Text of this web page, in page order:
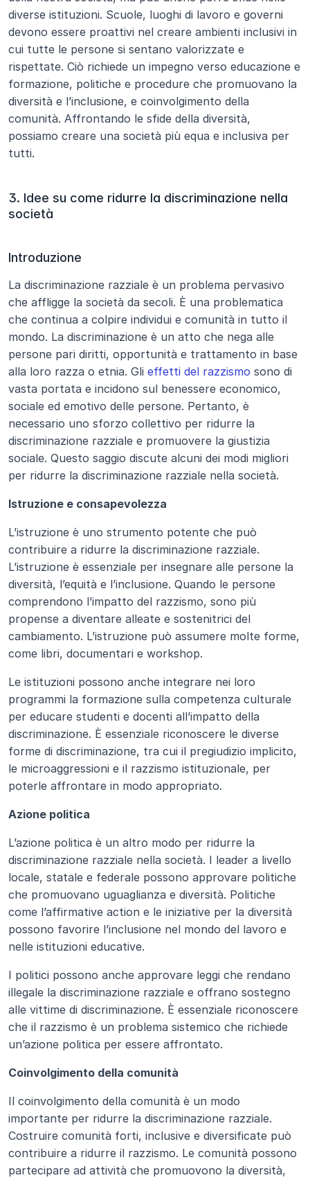
diverse istituzioni. Scuole, luoghi di lavoro e governi
devono essere proattivi nel creare ambienti inclusivi in
cui tutte le persone si sentano valorizzate e
rispettate. Ciò richiede un impegno verso educazione e
formazione, politiche e procedure che promuovano la
diversità e l’inclusione, e coinvolgimento della
comunità. Affrontando le sfide della diversità,
possiamo creare una società più equa e inclusiva per
tutti.
3. Idee su come ridurre la discriminazione nella
società
Introduzione
La discriminazione razziale è un problema pervasivo
che affligge la società da secoli. È una problematica
che continua a colpire individui e comunità in tutto il
mondo. La discriminazione è un atto che nega alle
persone pari diritti, opportunità e trattamento in base
alla loro razza o etnia. Gli effetti del razzismo sono di
vasta portata e incidono sul benessere economico,
sociale ed emotivo delle persone. Pertanto, è
necessario uno sforzo collettivo per ridurre la
discriminazione razziale e promuovere la giustizia
sociale. Questo saggio discute alcuni dei modi migliori
per ridurre la discriminazione razziale nella società.
Istruzione e consapevolezza
L’istruzione è uno strumento potente che può
contribuire a ridurre la discriminazione razziale.
L’istruzione è essenziale per insegnare alle persone la
diversità, l’equità e l’inclusione. Quando le persone
comprendono l’impatto del razzismo, sono più
propense a diventare alleate e sostenitrici del
cambiamento. L’istruzione può assumere molte forme,
come libri, documentari e workshop.
Le istituzioni possono anche integrare nei loro
programmi la formazione sulla competenza culturale
per educare studenti e docenti all’impatto della
discriminazione. È essenziale riconoscere le diverse
forme di discriminazione, tra cui il pregiudizio implicito,
le microaggressioni e il razzismo istituzionale, per
poterle affrontare in modo appropriato.
Azione politica
L’azione politica è un altro modo per ridurre la
discriminazione razziale nella società. I leader a livello
locale, statale e federale possono approvare politiche
che promuovano uguaglianza e diversità. Politiche
come l’affirmative action e le iniziative per la diversità
possono favorire l’inclusione nel mondo del lavoro e
nelle istituzioni educative.
I politici possono anche approvare leggi che rendano
illegale la discriminazione razziale e offrano sostegno
alle vittime di discriminazione. È essenziale riconoscere
che il razzismo è un problema sistemico che richiede
un’azione politica per essere affrontato.
Coinvolgimento della comunità
Il coinvolgimento della comunità è un modo
importante per ridurre la discriminazione razziale.
Costruire comunità forti, inclusive e diversificate può
contribuire a ridurre il razzismo. Le comunità possono
partecipare ad attività che promuovono la diversità,